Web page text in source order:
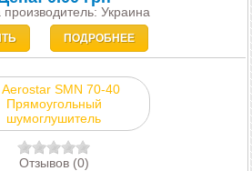
Украина
ПОДРОБНЕЕ
Отзывов (0)